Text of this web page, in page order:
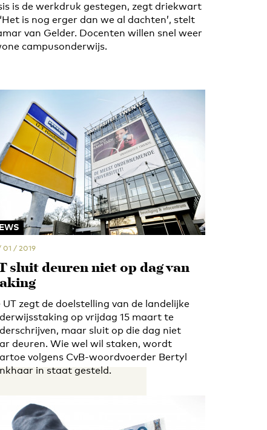
is de werkdruk gestegen, zegt driekwart
is nog erger dan we al dachten’, stelt
van Gelder. Docenten willen snel weer
campusonderwijs.
01 / 2019
sluit deuren niet op dag van
UT zegt de doelstelling van de landelijke
op vrijdag 15 maart te
maar sluit op die dag niet
deuren. Wie wel wil staken, wordt
volgens CvB-woordvoerder Bertyl
in staat gesteld.